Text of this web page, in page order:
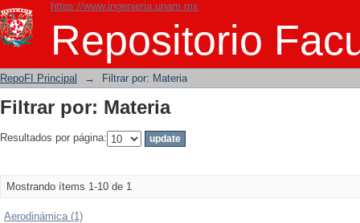
https://www.ingenieria.unam.mx
Repositorio
Filtrar por: Materia
RepoFI Principal → Filtrar por: Materia
Filtrar por: Materia
Resultados por página:
Mostrando ítems 1-10 de 1
Aerodinámica (1)